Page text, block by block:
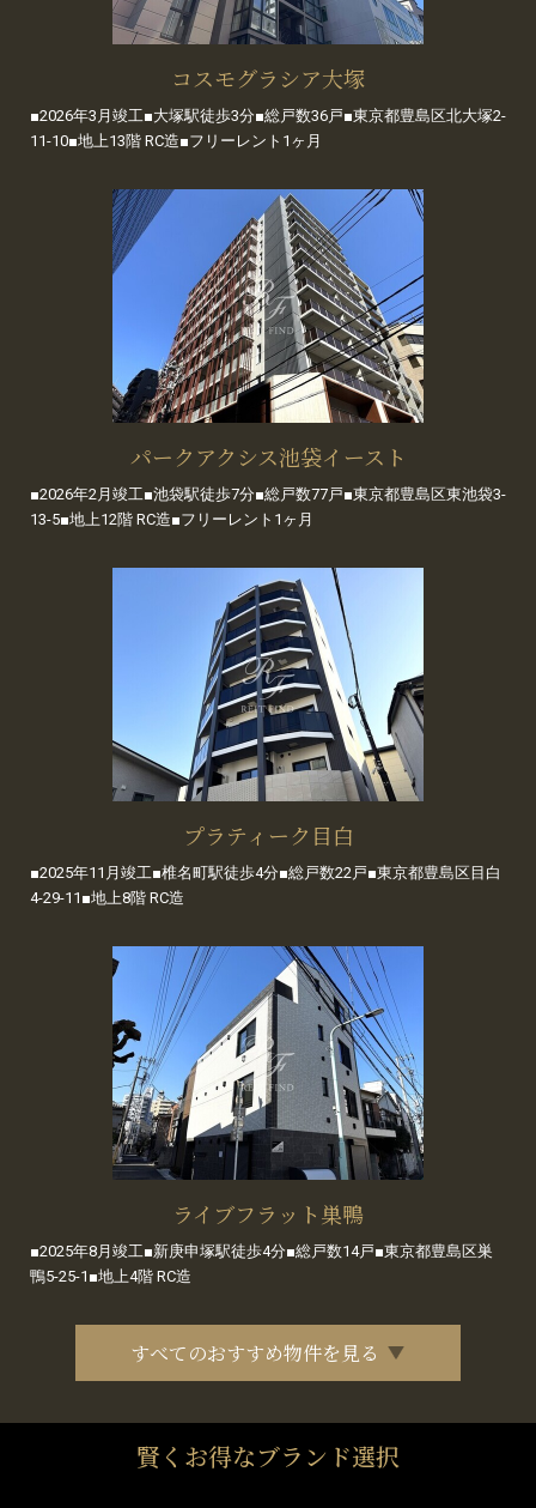
コスモグラシア大塚
■2026年3月竣工■大塚駅徒歩3分■総戸数36戸■東京都豊島区北大塚2-
11-10■地上13階 RC造■フリーレント1ヶ月
パークアクシス池袋イースト
■2026年2月竣工■池袋駅徒歩7分■総戸数77戸■東京都豊島区東池袋3-
13-5■地上12階 RC造■フリーレント1ヶ月
プラティーク目白
■2025年11月竣工■椎名町駅徒歩4分■総戸数22戸■東京都豊島区目白
4-29-11■地上8階 RC造
ライブフラット巣鴨
■2025年8月竣工■新庚申塚駅徒歩4分■総戸数14戸■東京都豊島区巣
鴨5-25-1■地上4階 RC造
すべてのおすすめ物件を見る
賢くお得なブランド選択